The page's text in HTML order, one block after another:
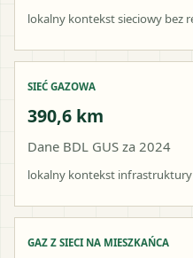
lokalny kontekst sieciowy bez
SIEĆ GAZOWA
390,6 km
Dane BDL GUS za 2024
lokalny kontekst infrastruktury
GAZ Z SIECI NA MIESZKAŃCA